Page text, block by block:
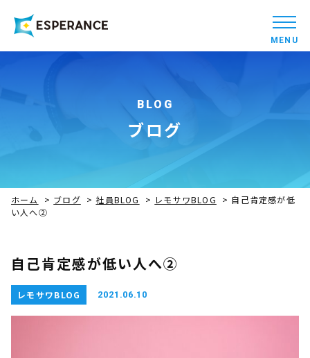
MENU
BLOG
ブログ
ホーム > ブログ > 社員BLOG > レモサワBLOG > 自己肯定感が低
い人へ②
自己肯定感が低い人へ②
レモサワBLOG 2021.06.10